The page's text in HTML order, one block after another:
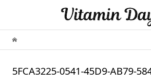
5FCA3225-0541-45D9-AB79-